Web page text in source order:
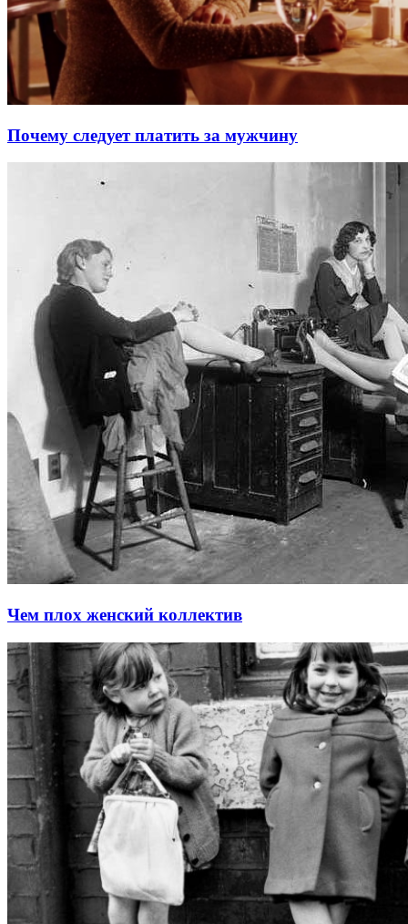
Почему следует платить за мужчину
Чем плох женский коллектив